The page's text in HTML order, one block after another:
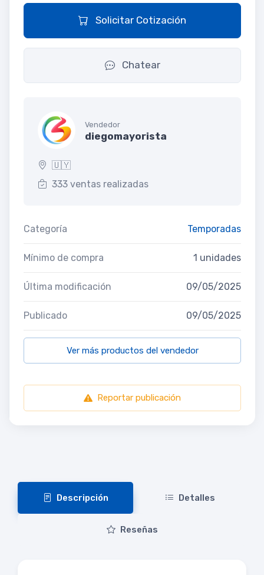
Solicitar Cotización
Chatear
Vendedor
diegomayorista
🇺🇾
333 ventas realizadas
Categoría Temporadas
Mínimo de compra 1 unidades
Última modificación 09/05/2025
Publicado 09/05/2025
Ver más productos del vendedor
Reportar publicación
Descripción Detalles
Reseñas